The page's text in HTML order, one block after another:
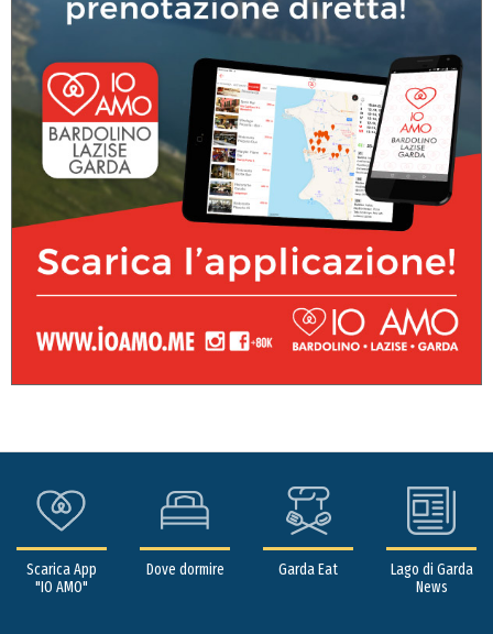
Scarica App
"IO AMO"
Dove dormire Garda Eat
Lago di Garda
News